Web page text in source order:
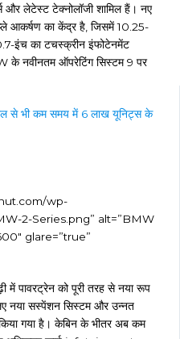
और लेटेस्ट टेक्नोलॉजी शामिल हैं। नए
आकर्षण का केंद्र है, जिसमें 10.25-
इंच का टचस्क्रीन इंफोटेनमेंट
के नवीनतम ऑपरेटिंग सिस्टम 9 पर
से भी कम समय में 6 लाख यूनिट्स के
wp-
2-Series.png” alt=”BMW
glare=”true”
में पावरट्रेन को पूरी तरह से नया रूप
नया सस्पेंशन सिस्टम और उन्नत
गया है। केबिन के भीतर अब कम